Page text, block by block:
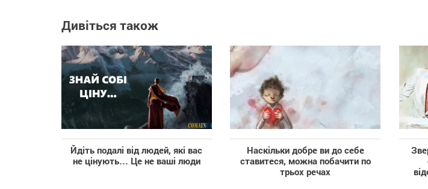
Дивіться також
Йдіть подалі від людей, які вас
не цінують… Це не ваші люди
Наскільки добре ви до себе
ставитеся, можна побачити по
трьох речах